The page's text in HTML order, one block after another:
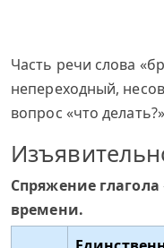
Часть речи слова
непереходный,
вопрос «что
Спряжение
времени.